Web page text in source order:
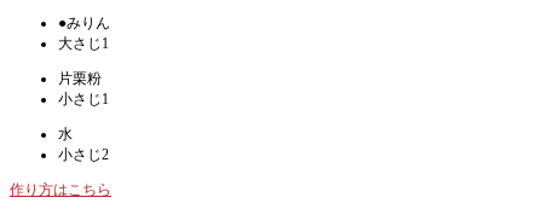
●みりん
大さじ1
片栗粉
小さじ1
水
小さじ2
作り方はこちら